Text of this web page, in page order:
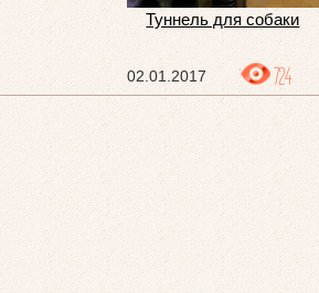
Туннель для собаки
02.01.2017 724